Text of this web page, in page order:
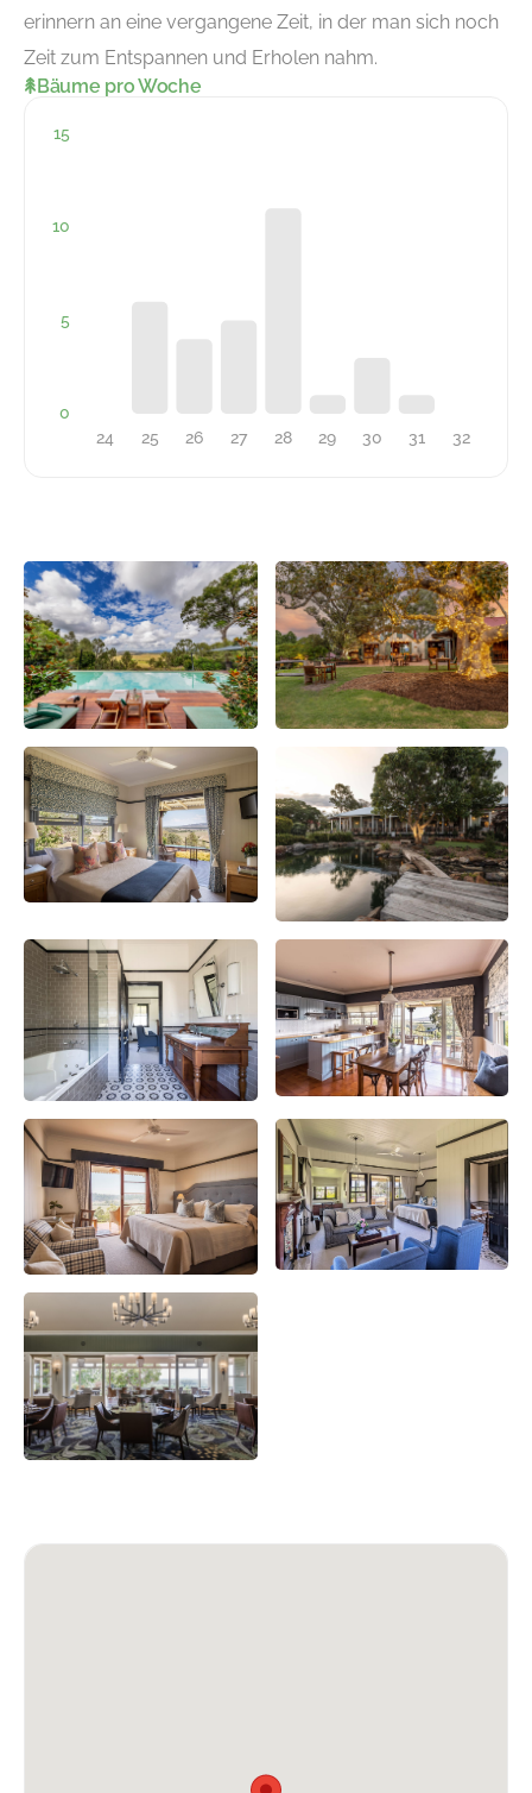
erinnern an eine vergangene Zeit, in der man sich noch
Zeit zum Entspannen und Erholen nahm.
Bäume pro Woche